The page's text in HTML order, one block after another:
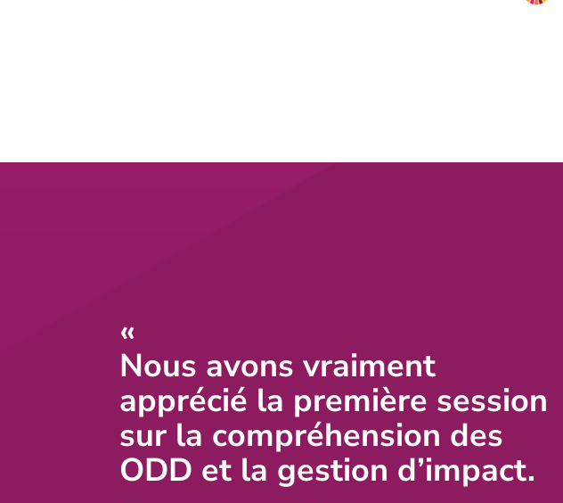
«
Nous avons vraiment
apprécié la première session
sur la compréhension des
ODD et la gestion d’impact.